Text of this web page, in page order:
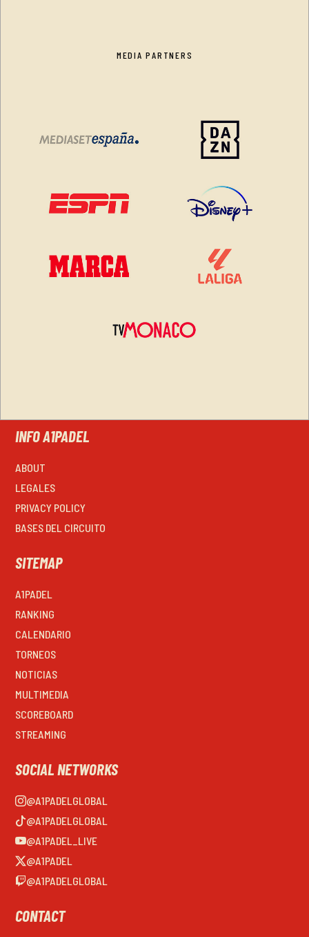
MEDIA PARTNERS
INFO A1PADEL
ABOUT
LEGALES
PRIVACY POLICY
BASES DEL CIRCUITO
SITEMAP
A1PADEL
RANKING
CALENDARIO
TORNEOS
NOTICIAS
MULTIMEDIA
SCOREBOARD
STREAMING
SOCIAL NETWORKS
@A1PADELGLOBAL
@A1PADELGLOBAL
@A1PADEL_LIVE
@A1PADEL
@A1PADELGLOBAL
CONTACT